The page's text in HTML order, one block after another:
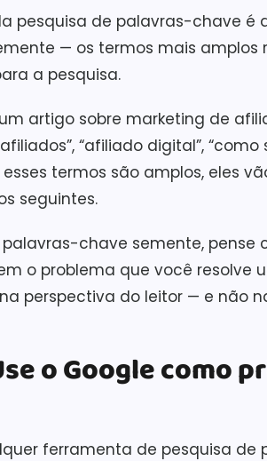
pesquisa de palavras-chave
— os termos mais
a pesquisa.
artigo sobre marketing de
“afiliado digital”,
esses termos são amplos, eles
seguintes.
chave semente, pense
o problema que você resolve
perspectiva do leitor — e não
o Google como
ferramenta de pesquisa de